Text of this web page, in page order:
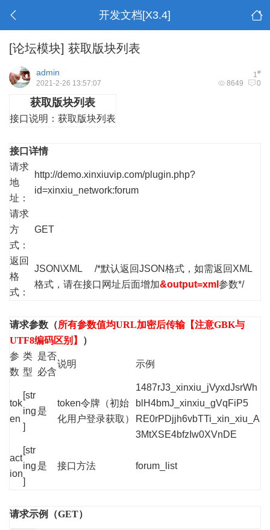
开发文档[X3.4]
[论坛模块] 获取版块列表
1#
admin
8649 0
2021-2-26 13:57:07
获取版块列表
接口说明： 获取版块列表
接口详情
请求
地
址：
http://demo.xinxiuvip.com/plugin.php?
id=xinxiu_network:forum
请求
方
式：
GET
返回
格
式：
JSON\XML /*默认返回JSON格式，如需返回XML
格式，请在接口网址后面增加&output=xml 参数*/
请求参数（所有参数值均URL加密后传输【注意GBK与
UTF8编码区别】
）
参
数
类
型
是否
必含
说明 示例
tok
en
[str
ing
]
是
token令牌（初始
化用户登录获取）
1487rJ3_xinxiu_jVyxdJsrWh
blH4bmJ_xinxiu_gVqFiP5
RE0rPDjjh6vbTTi_xin_xiu_A
3MtXSE4bfzIw0XVnDE
act
ion
[str
ing
]
是 接口方法 forum_list
请求示例（GET）